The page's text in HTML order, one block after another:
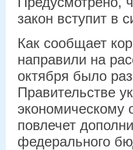
закон вступит в
Как сообщает
направили на
октября было
Правительстве
экономическому
повлечет
федерального